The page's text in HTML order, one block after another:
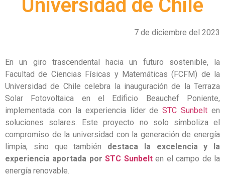
Universidad de Chile
7 de diciembre del 2023
En un giro trascendental hacia un futuro sostenible, la
Facultad de Ciencias Físicas y Matemáticas (FCFM) de la
Universidad de Chile celebra la inauguración de la Terraza
Solar Fotovoltaica en el Edificio Beauchef Poniente,
implementada con la experiencia líder deSTC Sunbelt en
soluciones solares. Este proyecto no solo simboliza el
compromiso de la universidad con la generación de energía
limpia, sino que también destaca la excelencia y la
experiencia aportada porSTC Sunbelt en el campo de la
energía renovable.